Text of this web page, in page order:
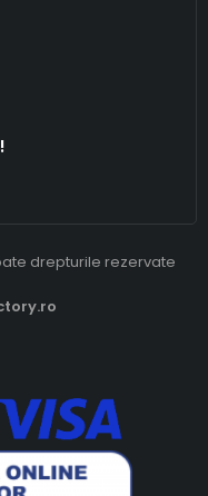
drepturile rezervate